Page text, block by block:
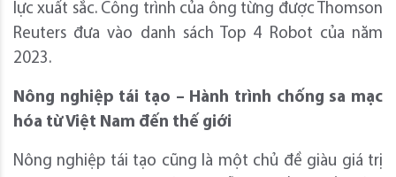
lực xuất sắc. Công trình của ông từng được Thomson
Reuters đưa vào danh sách Top 4 Robot của năm
2023.
Nông nghiệp tái tạo – Hành trình chống sa mạc
hóa từ Việt Nam đến thế giới
Nông nghiệp tái tạo cũng là một chủ đề giàu giá trị